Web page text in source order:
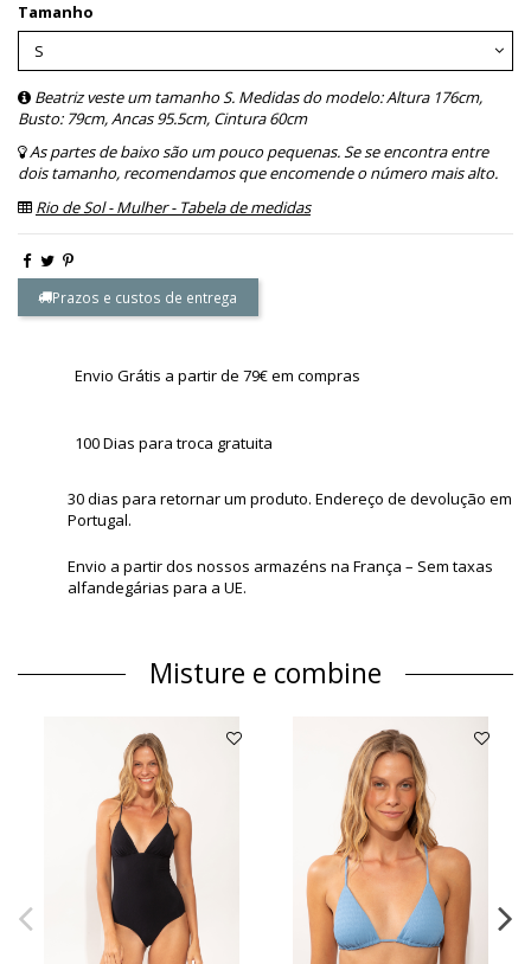
Tamanho
Beatriz veste um tamanho S. Medidas do modelo: Altura 176cm,
Busto: 79cm, Ancas 95.5cm, Cintura 60cm
As partes de baixo são um pouco pequenas. Se se encontra entre
dois tamanho, recomendamos que encomende o número mais alto.
Rio de Sol - Mulher - Tabela de medidas
Prazos e custos de entrega
Envio Grátis a partir de 79€ em compras
100 Dias para troca gratuita
30 dias para retornar um produto. Endereço de devolução em
Portugal.
Envio a partir dos nossos armazéns na França – Sem taxas
alfandegárias para a UE.
Misture e combine